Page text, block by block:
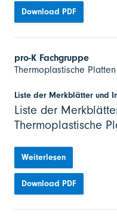
Download PDF
pro-K Fachgruppe
Thermoplastische Platten
Liste der Merkblätter und
Liste der
Thermoplastische
Weiterlesen
Download PDF